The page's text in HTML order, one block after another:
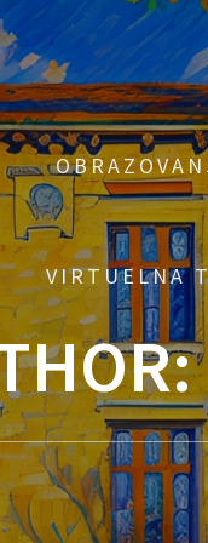
VIRTUELNA